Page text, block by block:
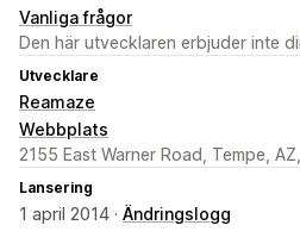
Vanliga frågor
Den här utvecklaren erbjuder inte
Utvecklare
Reamaze
Webbplats
2155 East Warner Road, Tempe,
Lansering
1 april 2014 · Ändringslogg